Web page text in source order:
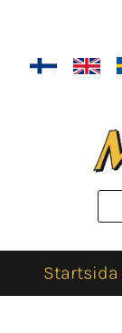
Startsida